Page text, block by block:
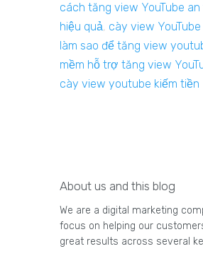
cách tăng view YouTube
hiệu quả, cày view
làm sao để tăng view
mềm hỗ trợ tăng view
cày view youtube kiếm tiền
About us and this blog
We are a digital marketing
focus on helping our
great results across several